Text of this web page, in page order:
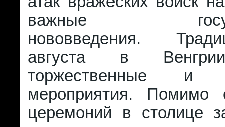
важные
нововведения.
августа в
торжественные и
мероприятия. Помимо
церемоний в столице